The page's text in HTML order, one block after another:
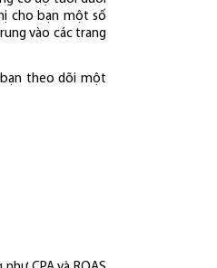
cho bạn một số
vào các trang
bạn theo dõi một